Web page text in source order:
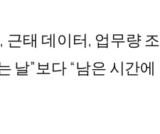
태 데이터, 업무량
날”보다 “남은 시간